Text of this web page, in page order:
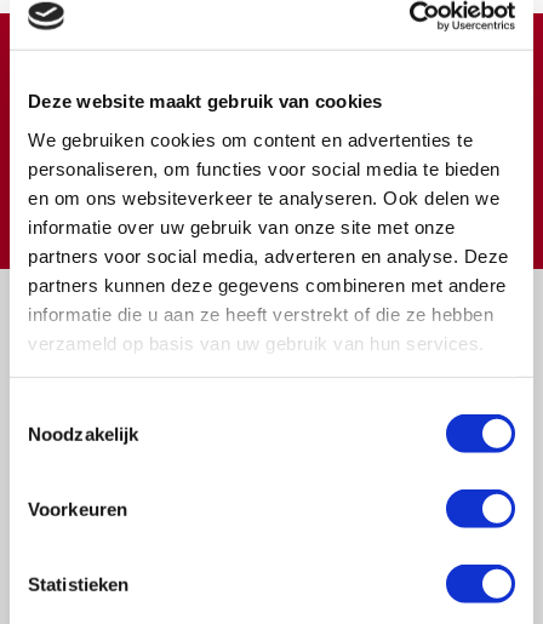
Deze website maakt gebruik van cookies
We gebruiken cookies om content en advertenties te
personaliseren, om functies voor social media te bieden
en om ons websiteverkeer te analyseren. Ook delen we
informatie over uw gebruik van onze site met onze
partners voor social media, adverteren en analyse. Deze
partners kunnen deze gegevens combineren met andere
informatie die u aan ze heeft verstrekt of die ze hebben
verzameld op basis van uw gebruik van hun services.
Noodzakelijk
Voorkeuren
Statistieken
Meer weten over wat we met uw extra gift doen?
Klik hier
€ Doneer
Vragen?
of bel ons op: